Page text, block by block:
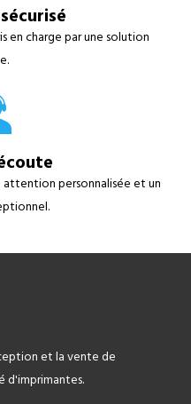
en charge par une solution
attention personnalisée et un
et la vente de
d'imprimantes.